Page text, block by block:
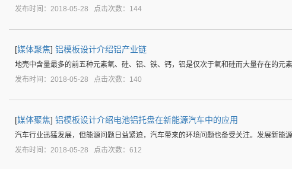
发布时间：2018-05-28 点击次数：144
[媒体聚焦] 铝模板设计介绍铝产业链
地壳中含量最多的前五种元素氧、硅、铝、铁、钙，铝是仅次于氧和硅而大量存在的元
发布时间：2018-05-28 点击次数：140
[媒体聚焦] 铝模板设计介绍电池铝托盘在新能源汽车中的应用
汽车行业迅猛发展，但能源问题日益紧迫，汽车带来的环境问题也备受关注。发展新能
发布时间：2018-05-28 点击次数：612